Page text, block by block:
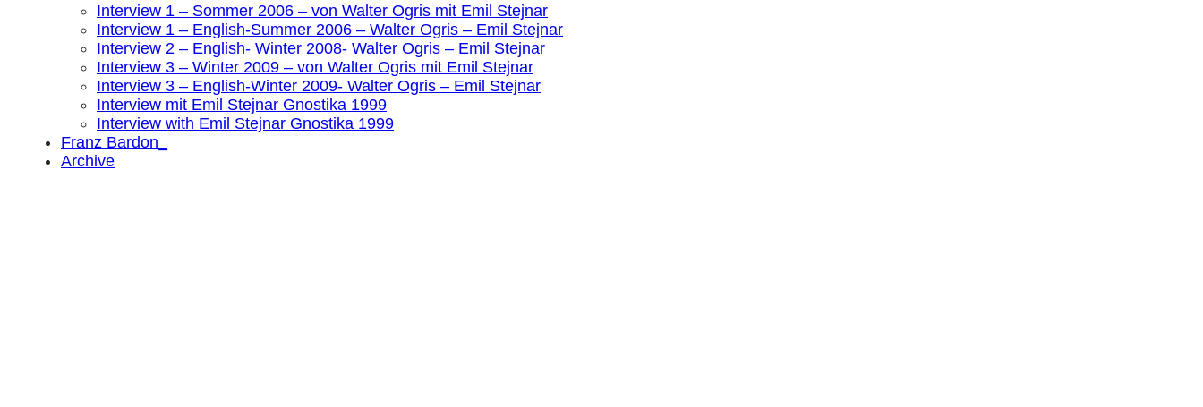
Interview 1 – Sommer 2006 – von Walter Ogris mit Emil Stejnar
Interview 1 – English-Summer 2006 – Walter Ogris – Emil Stejnar
Interview 2 – English- Winter 2008- Walter Ogris – Emil Stejnar
Interview 3 – Winter 2009 – von Walter Ogris mit Emil Stejnar
Interview 3 – English-Winter 2009- Walter Ogris – Emil Stejnar
Interview mit Emil Stejnar Gnostika 1999
Interview with Emil Stejnar Gnostika 1999
Franz Bardon_
Archive